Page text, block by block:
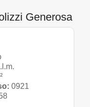
Generosa
0921